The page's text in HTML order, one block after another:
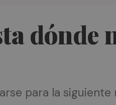
dónde
para la siguiente